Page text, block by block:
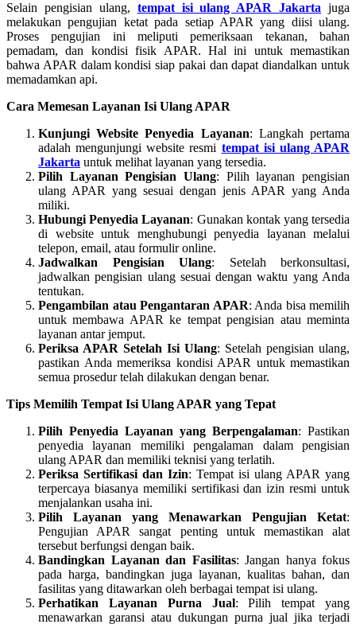
Selain pengisian ulang, tempat isi ulang APAR Jakarta juga
melakukan pengujian ketat pada setiap APAR yang diisi ulang.
Proses pengujian ini meliputi pemeriksaan tekanan, bahan
pemadam, dan kondisi fisik APAR. Hal ini untuk memastikan
bahwa APAR dalam kondisi siap pakai dan dapat diandalkan untuk
memadamkan api.
Cara Memesan Layanan Isi Ulang APAR
Kunjungi Website Penyedia Layanan: Langkah pertama
adalah mengunjungi website resmi tempat isi ulang APAR
Jakarta untuk melihat layanan yang tersedia.
Pilih Layanan Pengisian Ulang: Pilih layanan pengisian
ulang APAR yang sesuai dengan jenis APAR yang Anda
miliki.
Hubungi Penyedia Layanan: Gunakan kontak yang tersedia
di website untuk menghubungi penyedia layanan melalui
telepon, email, atau formulir online.
Jadwalkan Pengisian Ulang: Setelah berkonsultasi,
jadwalkan pengisian ulang sesuai dengan waktu yang Anda
tentukan.
Pengambilan atau Pengantaran APAR: Anda bisa memilih
untuk membawa APAR ke tempat pengisian atau meminta
layanan antar jemput.
Periksa APAR Setelah Isi Ulang: Setelah pengisian ulang,
pastikan Anda memeriksa kondisi APAR untuk memastikan
semua prosedur telah dilakukan dengan benar.
Tips Memilih Tempat Isi Ulang APAR yang Tepat
Pilih Penyedia Layanan yang Berpengalaman: Pastikan
penyedia layanan memiliki pengalaman dalam pengisian
ulang APAR dan memiliki teknisi yang terlatih.
Periksa Sertifikasi dan Izin: Tempat isi ulang APAR yang
terpercaya biasanya memiliki sertifikasi dan izin resmi untuk
menjalankan usaha ini.
Pilih Layanan yang Menawarkan Pengujian Ketat:
Pengujian APAR sangat penting untuk memastikan alat
tersebut berfungsi dengan baik.
Bandingkan Layanan dan Fasilitas: Jangan hanya fokus
pada harga, bandingkan juga layanan, kualitas bahan, dan
fasilitas yang ditawarkan oleh berbagai tempat isi ulang.
Perhatikan Layanan Purna Jual: Pilih tempat yang
menawarkan garansi atau dukungan purna jual jika terjadi